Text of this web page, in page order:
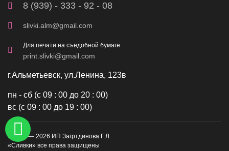
8 (939) - 333 - 92 - 08
slivki.alm@gmail.com
Для печати на съедобной бумаге
print.slivki@gmail.com
г.Альметьевск, ул.Ленина, 123в
пн - сб (с 09 : 00 до 20 : 00)
вс (с 09 : 00 до 19 : 00)
©2019 — 2026 ИП Загртдинова Г.Л.
«Сливки» все права защищены